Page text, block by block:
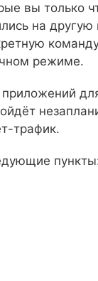
вы только
на
режиме.
трафик.